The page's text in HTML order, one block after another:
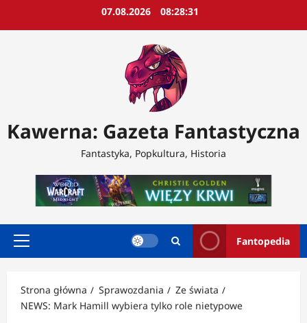
07.08.2026 08:28:33
Kawerna: Gazeta Fantastyczna
Fantastyka, Popkultura, Historia
Menu
Fantopedia
Strona główna Sprawozdania
Ze świata
NEWS: Mark Hamill wybiera tylko role nietypowe